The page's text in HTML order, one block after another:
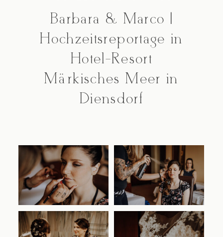
Kontakt
Barbara & Marco |
Hochzeitsreportage in
Hotel-Resort
Märkisches Meer in
Diensdorf